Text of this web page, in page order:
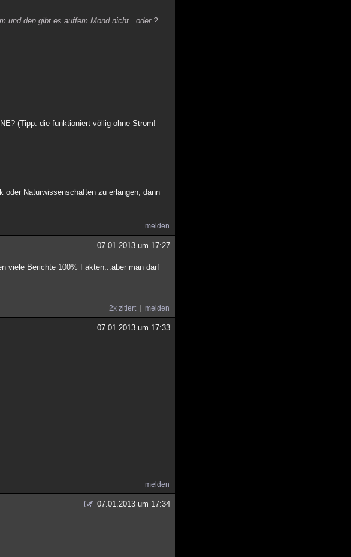
und den gibt es auffem Mond nicht...oder ?
(Tipp: die funktioniert völlig ohne Strom!
oder Naturwissenschaften zu erlangen, dann
melden
07.01.2013 um 17:27
viele Berichte 100% Fakten...aber man darf
2x zitiert melden
07.01.2013 um 17:33
melden
07.01.2013 um 17:34